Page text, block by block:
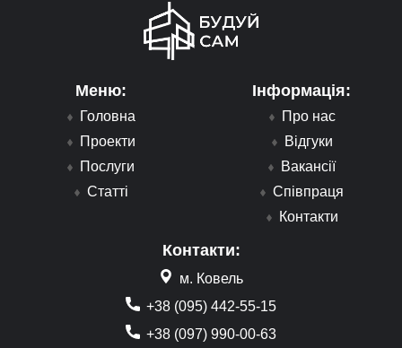
Меню:
Головна
Проекти
Послуги
Статті
Інформація:
Про нас
Відгуки
Вакансії
Співпраця
Контакти
Контакти:
м. Ковель
+38 (095) 442-55-15
+38 (097) 990-00-63